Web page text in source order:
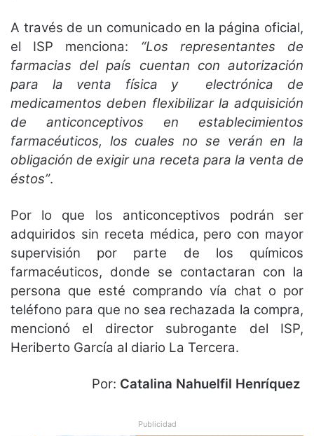
A través de un comunicado en la página oficial,
el ISP menciona: “Los representantes de
farmacias del país cuentan con autorización
para la venta física y electrónica de
medicamentos deben flexibilizar la adquisición
de anticonceptivos en establecimientos
farmacéuticos, los cuales no se verán en la
obligación de exigir una receta para la venta de
éstos”.
Por lo que los anticonceptivos podrán ser
adquiridos sin receta médica, pero con mayor
supervisión por parte de los químicos
farmacéuticos, donde se contactaran con la
persona que esté comprando vía chat o por
teléfono para que no sea rechazada la compra,
mencionó el director subrogante del ISP,
Heriberto García al diario La Tercera.
Por: Catalina Nahuelfil Henríquez
Publicidad